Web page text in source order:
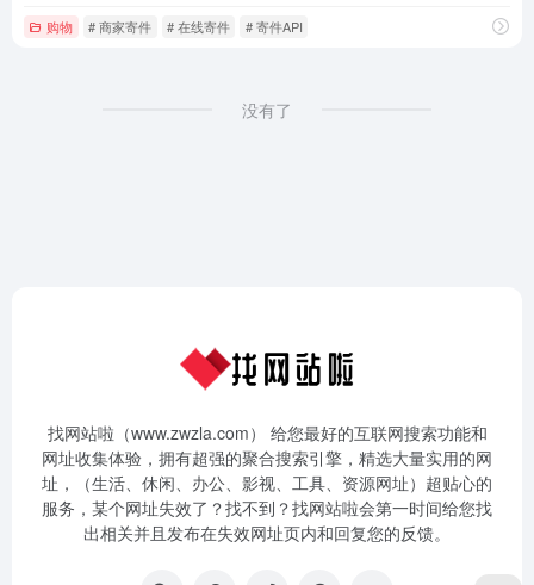
购物 # 商家寄件 # 在线寄件 # 寄件API
没有了
找网站啦（www.zwzla.com） 给您最好的互联网搜索功能和
网址收集体验，拥有超强的聚合搜索引擎，精选大量实用的网
址，（生活、休闲、办公、影视、工具、资源网址）超贴心的
服务，某个网址失效了？找不到？找网站啦会第一时间给您找
出相关并且发布在失效网址页内和回复您的反馈。